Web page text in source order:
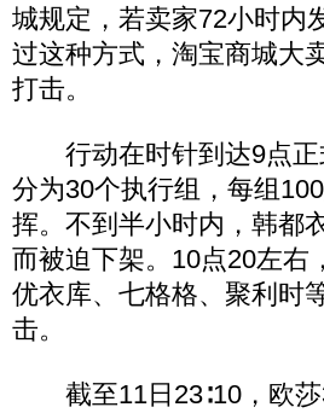
城规定，若卖家72小时内
过这种方式，淘宝商城大
打击。
行动在时针到达9点正
分为30个执行组，每组
挥。不到半小时内，韩都
而被迫下架。10点20左右
优衣库、七格格、聚利时
击。
截至11日23∶10，欧莎